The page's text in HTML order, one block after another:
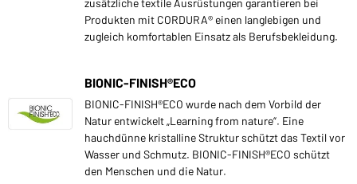
Produkten mit CORDURA® einen langlebigen und
zugleich komfortablen Einsatz als Berufsbekleidung.
BIONIC-FINISH®ECO
BIONIC-FINISH®ECO wurde nach dem Vorbild der
Natur entwickelt „Learning from nature“. Eine
hauchdünne kristalline Struktur schützt das Textil vor
Wasser und Schmutz. BIONIC-FINISH®ECO schützt
den Menschen und die Natur.